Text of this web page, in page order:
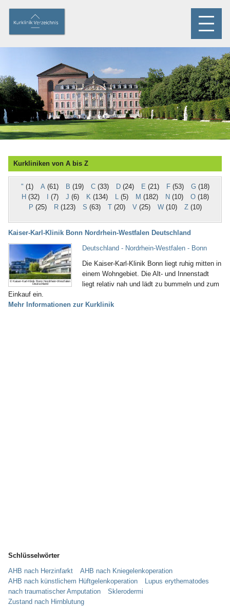
Kurkliniken von A bis Z
" (1) A(61) B (19) C(33) D(24) E (21) F(53) G(18)
H (32) (7) J (6) K(134) L(5) M (182) N (10) O(18)
P (25) R(123) S (63) T(20) V(25) W(10) Z(10)
Kaiser-Karl-Klinik Bonn Nordrhein-Westfalen Deutschland
© Kaiser-Karl-Klinik Bonn Nordrhein-Westfalen
Deutschland
Deutschland - Nordrhein-Westfalen - Bonn
Die Kaiser-Karl-Klinik Bonn liegt ruhig mitten in
einem Wohngebiet. Die Alt- und Innenstadt
liegt relativ nah und lädt zu bummeln und zum
Einkauf ein.
Mehr Informationen zur Kurklinik
Schlüsselwörter
AHB nach Herzinfarkt
AHB nach Kniegelenkoperation
AHB nach künstlichem Hüftgelenkoperation
Lupus erythematodes
nach traumatischer Amputation
Sklerodermi
Zustand nach Hirnblutung